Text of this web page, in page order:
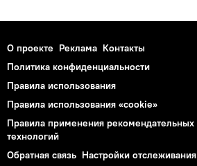
О проекте Реклама Контакты
Политика конфиденциальности
Правила использования
Правила использования «cookie»
Правила применения рекомендательных
технологий
Обратная связь Настройки отслеживания